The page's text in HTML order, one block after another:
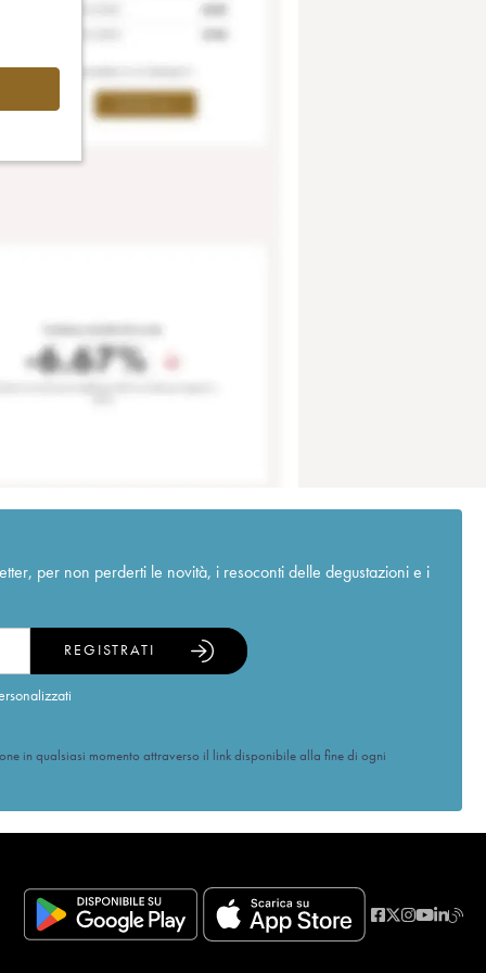
per non perderti le novità, i resoconti delle degustazioni e i
REGISTRATI
in qualsiasi momento attraverso il link disponibile alla fine di ogni